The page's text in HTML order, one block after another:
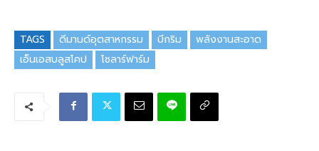
TAGS ดีมานด์อุตสาหกรรม บีกริม
พลังงานสะอาด
เอ็นเอสบลูสโคป
โซลาร์ฟาร์ม